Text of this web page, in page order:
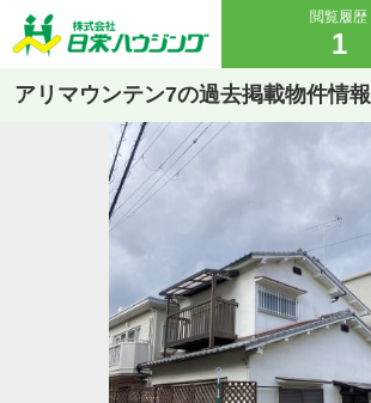
閲覧履歴
1
アリマウンテン7の過去掲載物件情報